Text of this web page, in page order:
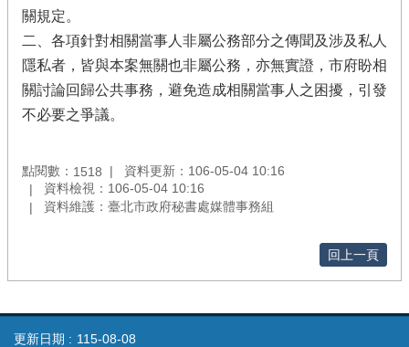
關規定。
二、各項針對相關當事人非屬公務部分之傳聞及涉及私人
隱私者，皆與本案無關也非屬公務，亦無實證，市府盼相
關討論回歸公共事務，避免造成相關當事人之困擾，引發
不必要之爭議。
點閱數： 1518
資料更新：106-05-04 10:16
資料檢視：106-05-04 10:16
資料維護：臺北市政府秘書處媒體事務組
回上一頁
更新日期 115-08-08